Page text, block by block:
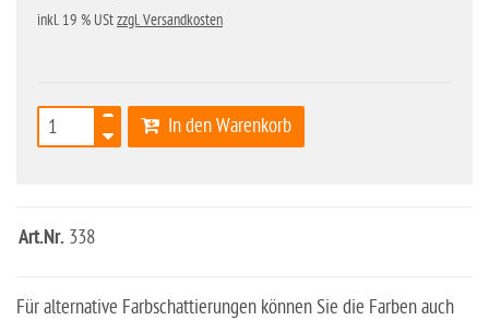
inkl. 19 % UStzzgl. Versandkosten
In den Warenkorb
Art.Nr. 338
Für alternative Farbschattierungen können Sie die Farben auch